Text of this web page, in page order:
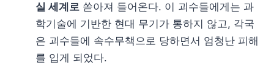
실 세계로 쏟아져 들어온다. 이 괴수들에게는 과
학기술에 기반한 현대 무기가 통하지 않고, 각국
은 괴수들에 속수무책으로 당하면서 엄청난 피해
를 입게 되었다.